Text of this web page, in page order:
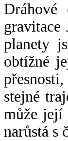
Dráhové
gravitace
planety
obtížné
stejné
může její
narůstá s